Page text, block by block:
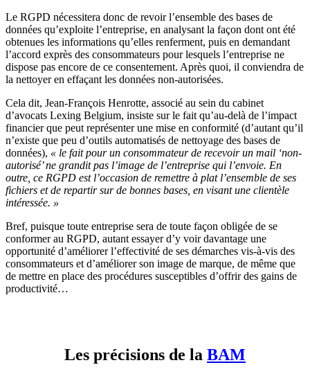
Le RGPD nécessitera donc de revoir l’ensemble des bases de
données qu’exploite l’entreprise, en analysant la façon dont ont été
obtenues les informations qu’elles renferment, puis en demandant
l’accord exprès des consommateurs pour lesquels l’entreprise ne
dispose pas encore de ce consentement. Après quoi, il conviendra de
la nettoyer en effaçant les données non-autorisées.
Cela dit, Jean-François Henrotte, associé au sein du cabinet
d’avocats Lexing Belgium, insiste sur le fait qu’au-delà de l’impact
financier que peut représenter une mise en conformité (d’autant qu’il
n’existe que peu d’outils automatisés de nettoyage des bases de
données), « le fait pour un consommateur de recevoir un mail ‘non-
autorisé’ ne grandit pas l’image de l’entreprise qui l’envoie. En
outre, ce RGPD est l’occasion de remettre à plat l’ensemble de ses
fichiers et de repartir sur de bonnes bases, en visant une clientèle
intéressée. »
Bref, puisque toute entreprise sera de toute façon obligée de se
conformer au RGPD, autant essayer d’y voir davantage une
opportunité d’améliorer l’effectivité de ses démarches vis-à-vis des
consommateurs et d’améliorer son image de marque, de même que
de mettre en place des procédures susceptibles d’offrir des gains de
productivité…
Les précisions de la BAM